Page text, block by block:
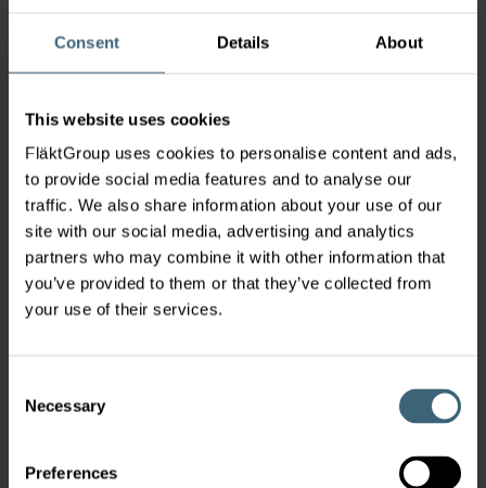
Consent Details About
This website uses cookies
FläktGroup uses cookies to personalise content and ads,
to provide social media features and to analyse our
traffic. We also share information about your use of our
site with our social media, advertising and analytics
partners who may combine it with other information that
you’ve provided to them or that they’ve collected from
your use of their services.
Selection
Necessary
Preferences
Difuzéry